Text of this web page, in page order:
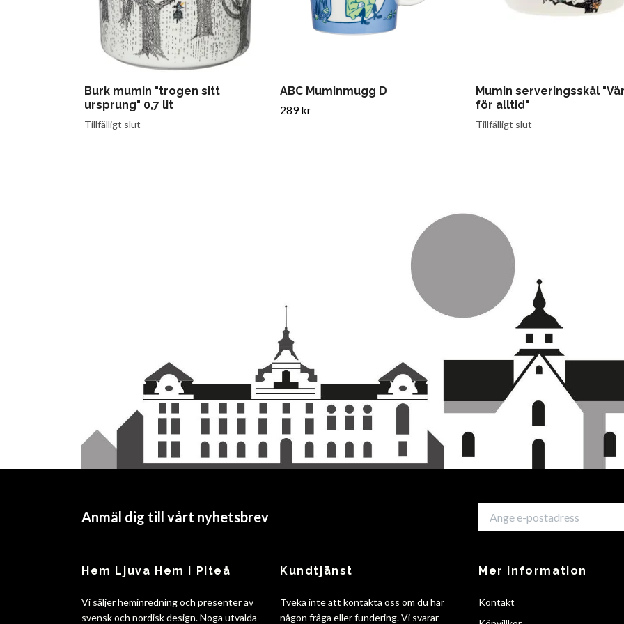
Burk mumin "trogen sitt
ursprung" 0,7 lit
Tillfälligt slut
ABC Muminmugg D
289 kr
Mumin serveringsskål
för alltid"
Tillfälligt slut
Anmäl dig till vårt nyhetsbrev
Hem Ljuva Hem i Piteå
Vi säljer heminredning och presenter av
svensk och nordisk design. Noga utvalda
Kundtjänst
Tveka inte att kontakta oss om du har
någon fråga eller fundering. Vi svarar
Mer information
Kontakt